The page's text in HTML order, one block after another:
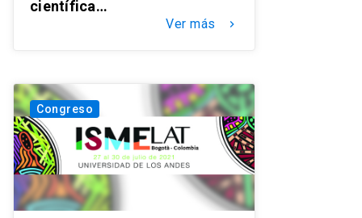
científica…
Ver más keyboard_arrow_right
Congreso